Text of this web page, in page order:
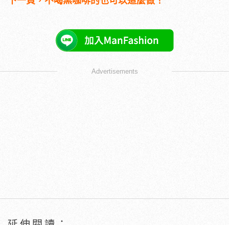
Advertisements